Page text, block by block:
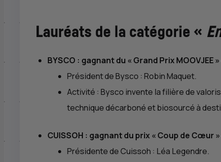
Lauréats de la catégorie «
BYSCO : gagnant du « Grand Prix MOOVJEE
Président de Bysco : Robin Maquet.
Activité : Bysco invente la filière de
technique décarboné et biosourcé à
CUISSOH : gagnant du prix « Coup de Cœur
Présidente de Cuissoh : Léa Legendre.